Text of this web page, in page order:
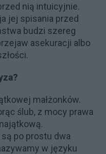
nią intuicyjnie.
jej spisania przed
budzi szereg
asekuracji albo
małżonków.
ślub, z mocy prawa
po prostu dwa
w języku